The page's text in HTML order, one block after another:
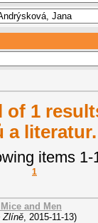
of 1
items 1-
1
and Men
Zlíně 2015-11-13)